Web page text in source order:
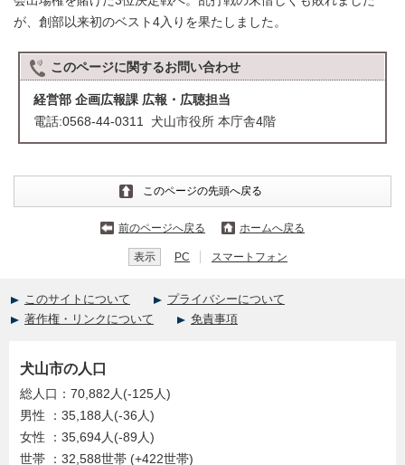
が、創部以来初のベスト4入りを果たしました。
このページに関するお問い合わせ
経営部 企画広報課 広報・広聴担当
電話:0568-44-0311 犬山市役所 本庁舎4階
このページの先頭へ戻る
前のページへ戻る ホームへ戻る
表示 PC スマートフォン
このサイトについて
プライバシーについて
著作権・リンクについて
免責事項
犬山市の人口
総人口：70,882人(-125人)
男性 ：35,188人(-36人)
女性 ：35,694人(-89人)
世帯 ：32,588世帯 (+422世帯)